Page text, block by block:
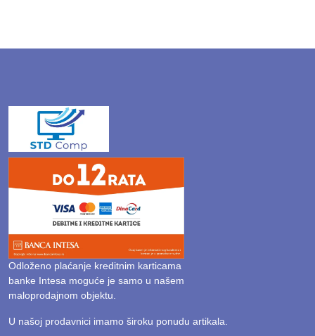
Odloženo plaćanje kreditnim karticama
banke Intesa moguće je samo u našem
maloprodajnom objektu.
U našoj prodavnici imamo široku ponudu artikala.